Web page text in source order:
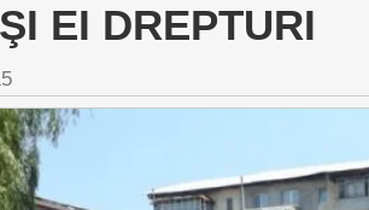
EI DREPTURI